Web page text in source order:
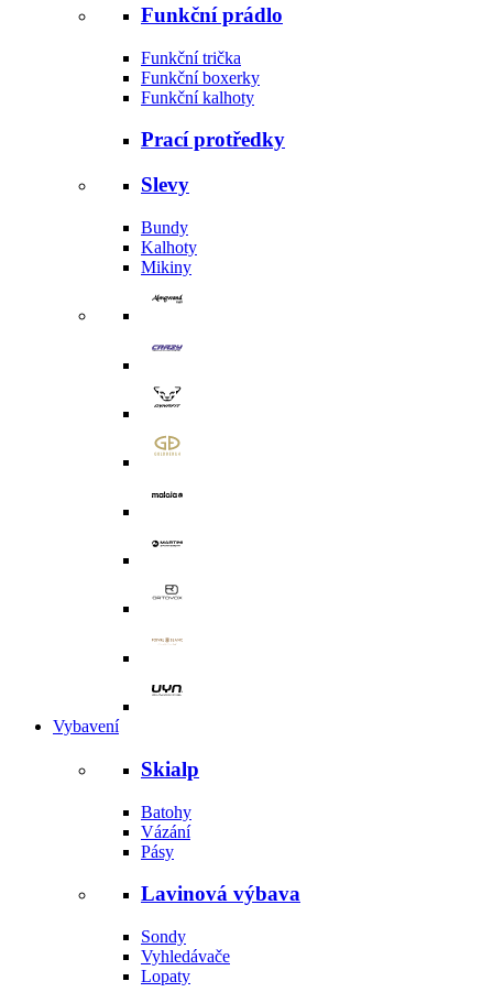
Funkční prádlo
Funkční trička
Funkční boxerky
Funkční kalhoty
Prací protředky
Slevy
Bundy
Kalhoty
Mikiny
Vybavení
Skialp
Batohy
Vázání
Pásy
Lavinová výbava
Sondy
Vyhledávače
Lopaty